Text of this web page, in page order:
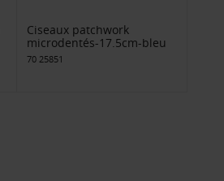
Ciseaux patchwork
microdentés-17.5cm-bleu
70 25851